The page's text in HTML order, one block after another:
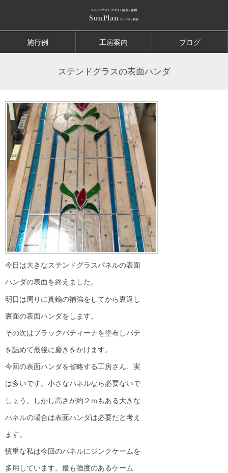
施行例 工房案内 ブログ
ステンドグラスの表面ハンダ
今日は大きなステンドグラスパネルの表面
ハンダの表面を終えました。
明日は周りに真鍮の補強をしてから裏返し
裏面の表面ハンダをします。
その次はブラックパティーナを塗布しパテ
を詰めて最後に磨きをかけます。
今回の表面ハンダを省略する工房さん、実
は多いです。小さなパネルなら必要ないで
しょう。しかし高さが約２ｍもある大きな
パネルの場合は表面ハンダは必要だと考え
ます。
慎重な私は今回のパネルにジンクケームを
多用しています。最も強度のあるケーム